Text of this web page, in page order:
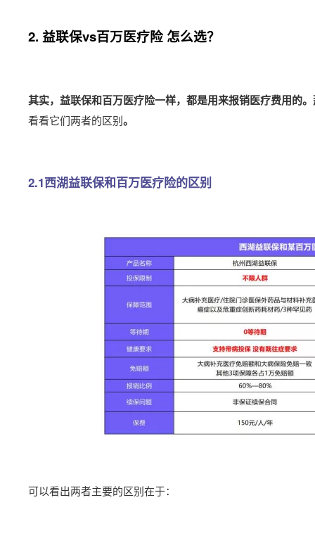
2. 益联保vs百万医疗险 怎么选？
其实，益联保和百万医疗险一样，都是用来报销医疗费用的
看看它们两者的区别。
2.1西湖益联保和百万医疗险的区别
可以看出两者主要的区别在于：